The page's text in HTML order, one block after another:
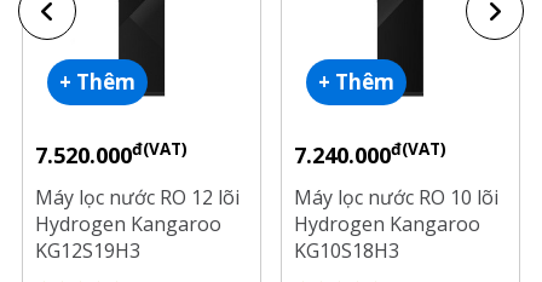
+ Thêm
7.520.000đ(VAT)
Máy lọc nước RO 12 lõi
Hydrogen Kangaroo
KG12S19H3
+ Thêm
7.240.000đ(VAT)
Máy lọc nước RO 10 lõi
Hydrogen Kangaroo
KG10S18H3